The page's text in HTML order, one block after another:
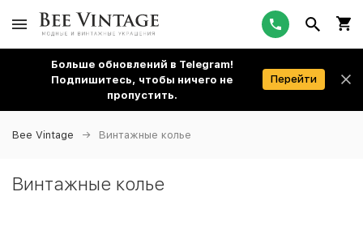
Больше обновлений в Telegram!
Подпишитесь, чтобы ничего не
пропустить.
Перейти
Bee Vintage Винтажные колье
Винтажные колье